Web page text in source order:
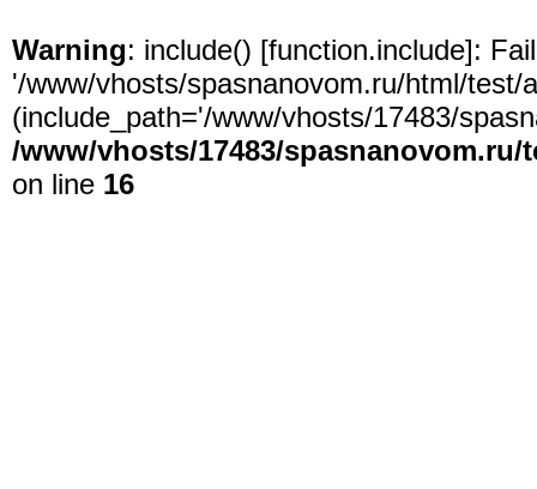
Warning: include() [function.include]:
'/www/vhosts/spasnanovom.ru/html/
(include_path='/www/vhosts/17483/
/www/vhosts/17483/
on line 16